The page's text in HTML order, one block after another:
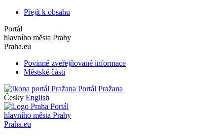
Přejít k obsahu
Portál
hlavního města Prahy
Praha.eu
Povinně zveřejňované informace
Městské části
Portál Pražana
Česky English
Portál
hlavního města Prahy
Praha.eu